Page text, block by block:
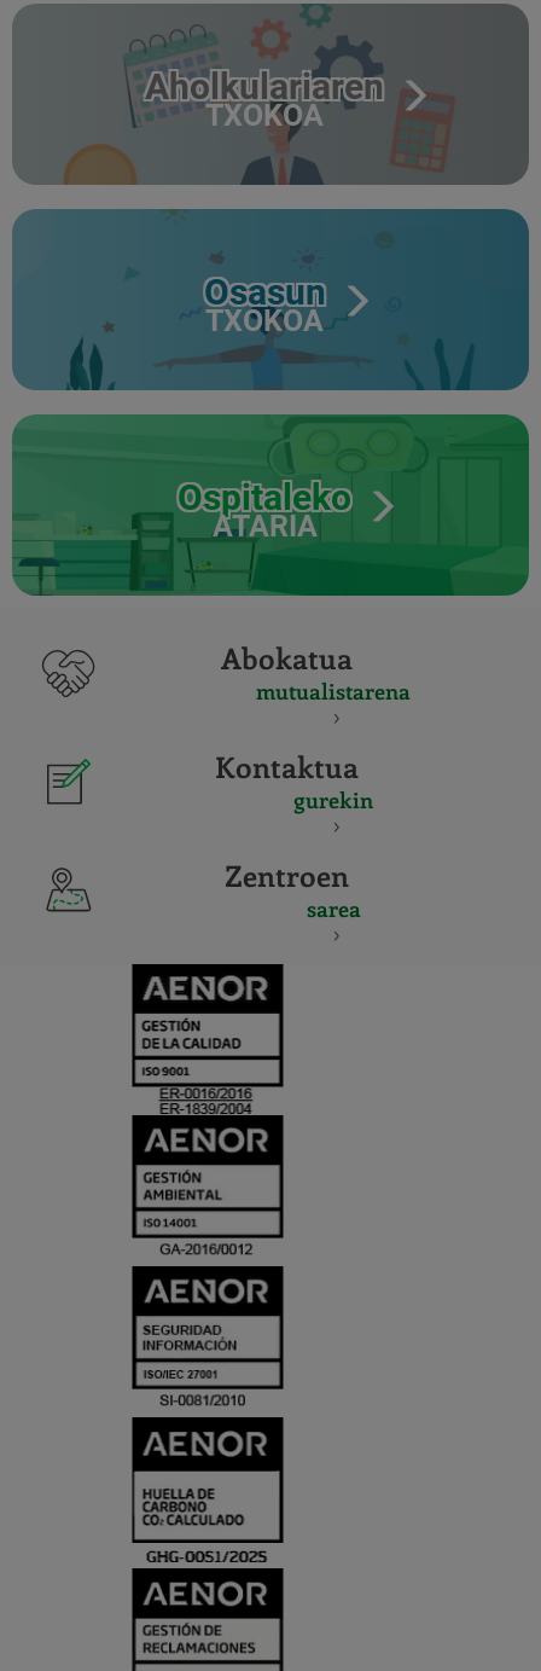
Aholkulariaren
TXOKOA
Osasun
TXOKOA
Ospitaleko
ATARIA
Abokatua
mutualistarena
Kontaktua
gurekin
Zentroen
sarea